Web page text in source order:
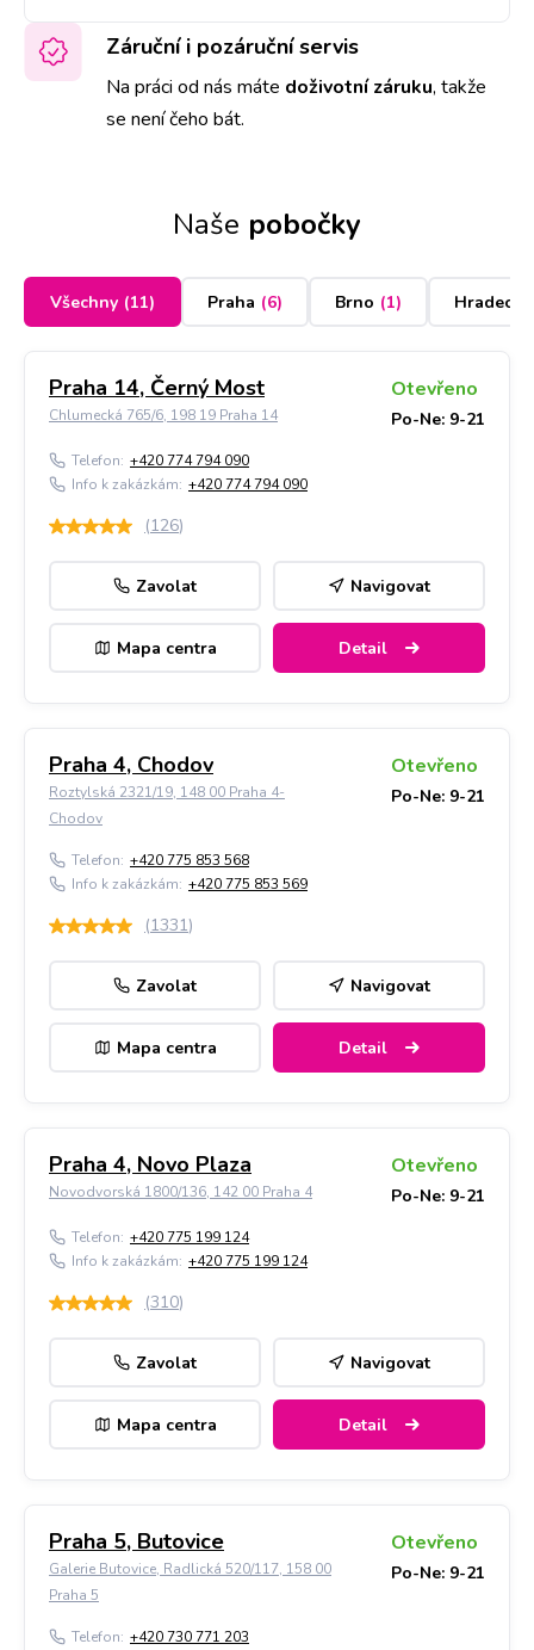
Záruční i pozáruční servis
Na práci od nás máte doživotní záruku, takže
se není čeho bát.
Naše pobočky
Všechny (11) Praha (6) Brno (1) Hradec
Praha 14, Černý Most
Chlumecká 765/6, 198 19 Praha 14
Otevřeno
Po-Ne: 9-21
Telefon: +420 774 794 090
Info k zakázkám: +420 774 794 090
(126)
Zavolat Navigovat
Mapa centra Detail
Praha 4, Chodov
Roztylská 2321/19, 148 00 Praha 4-
Chodov
Otevřeno
Po-Ne: 9-21
Telefon: +420 775 853 568
Info k zakázkám: +420 775 853 569
(1331)
Zavolat Navigovat
Mapa centra Detail
Praha 4, Novo Plaza
Novodvorská 1800/136, 142 00 Praha 4
Otevřeno
Po-Ne: 9-21
Telefon: +420 775 199 124
Info k zakázkám: +420 775 199 124
(310)
Zavolat Navigovat
Mapa centra Detail
Praha 5, Butovice
Galerie Butovice, Radlická 520/117, 158 00
Praha 5
Otevřeno
Po-Ne: 9-21
Telefon: +420 730 771 203